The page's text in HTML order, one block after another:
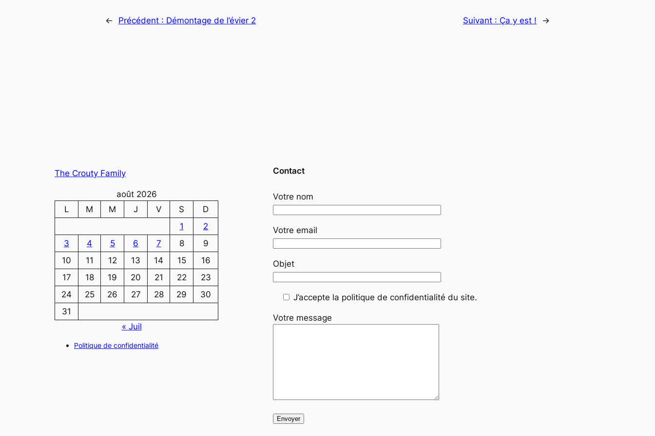
← Précédent : Démontage de l’évier 2 Suivant : Ça y est ! →
The Crouty Family
août 2026
L
M M J V S
D
1
2
3
4 5 6 7 8
9
10
11 12 13 14 15
16
17
18 19 20 21 22
23
24
25 26 27 28 29
30
31
« Juil
Politique de confidentialité
Contact
Votre nom
Votre email
Objet
J’accepte la politique de confidentialité du site.
Votre message